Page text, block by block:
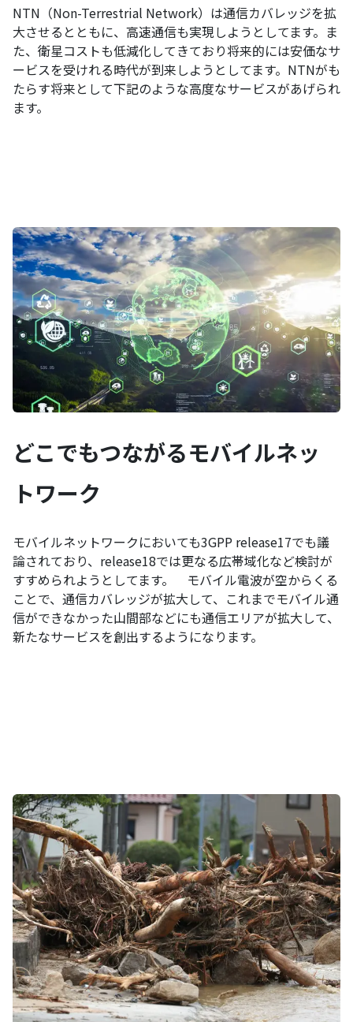
NTN（Non-Terrestrial Network）は通信カバレッジを拡
大させるとともに、高速通信も実現しようとしてます。ま
た、衛星コストも低減化してきており将来的には安価なサ
ービスを受けれる時代が到来しようとしてます。NTNがも
たらす将来として下記のような高度なサービスがあげられ
ます。
どこでもつながるモバイルネッ
トワーク
モバイルネットワークにおいても3GPP release17でも議
論されており、release18では更なる広帯域化など検討が
すすめられようとしてます。 モバイル電波が空からくる
ことで、通信カバレッジが拡大して、これまでモバイル通
信ができなかった山間部などにも通信エリアが拡大して、
新たなサービスを創出するようになります。